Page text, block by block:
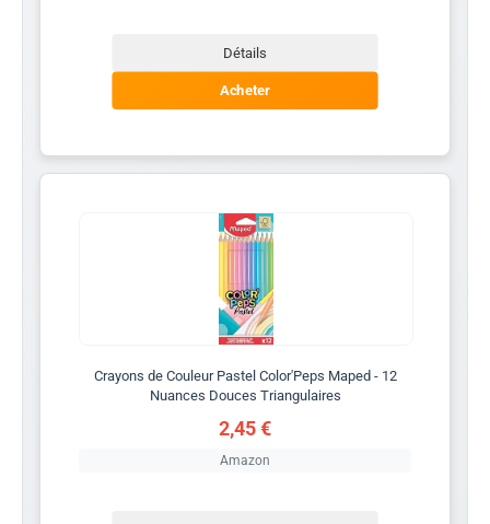
Détails
Acheter
Crayons de Couleur Pastel Color'Peps Maped - 12
Nuances Douces Triangulaires
2,45 €
Amazon